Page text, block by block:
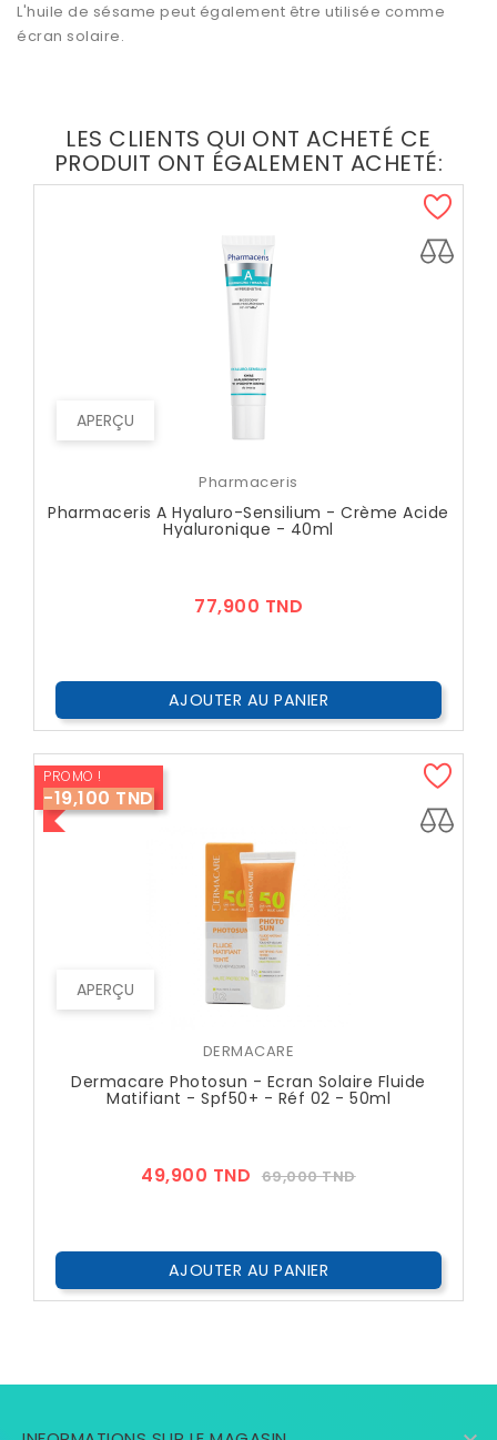
L'huile de sésame peut également être utilisée comme
écran solaire.
LES CLIENTS QUI ONT ACHETÉ CE
PRODUIT ONT ÉGALEMENT ACHETÉ:
APERÇU
Pharmaceris
Pharmaceris A Hyaluro-Sensilium - Crème Acide
Hyaluronique - 40ml
77,900 TND
AJOUTER AU PANIER
APERÇU
PROMO !
-19,100 TND
DERMACARE
Dermacare Photosun - Ecran Solaire Fluide
Matifiant - Spf50+ - Réf 02 - 50ml
49,900 TND Prix
69,000 TNDPrix
AJOUTER AU PANIER